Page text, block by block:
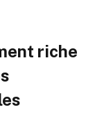
riche